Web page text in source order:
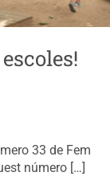
33 de Fem
número […]